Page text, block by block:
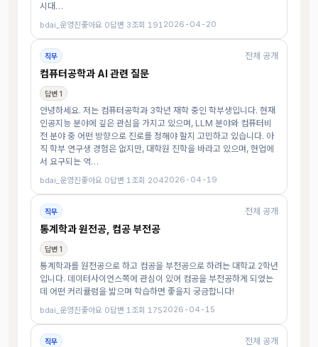
시대…
bdai_운영진좋아요 0답변 3조회 1912026-04-20
직무 전체 공개
컴퓨터공학과 AI 관련 질문
답변 1
안녕하세요. 저는 컴퓨터공학과 3학년 재학 중인 학부생입니다. 현재
인공지능 분야에 깊은 관심을 가지고 있으며, LLM 분야와 컴퓨터비
전 분야 중 어떤 방향으로 진로를 정해야 할지 고민하고 있습니다. 아
직 학부 연구생 경험은 없지만, 대학원 진학을 바라고 있으며, 현업에
서 요구되는 역…
bdai_운영진좋아요 0답변 1조회 2042026-04-19
직무 전체 공개
통계학과 원전공, 컴공 부전공
답변 1
통계학과를 원전공으로 하고 컴공을 부전공으로 하려는 대학교 2학년
입니다. 데이터사이언스쪽에 관심이 있어 컴공을 부전공하게 되었는
데 어떤 커리큘럼을 밟으며 학습하면 좋을지 궁금합니다!
bdai_운영진좋아요 0답변 1조회 1752026-04-15
직무 전체 공개